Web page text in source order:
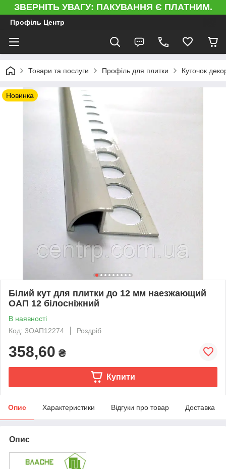
ЗВЕРНІТЬ УВАГУ: ПАКУВАННЯ Є ПЛАТНИМ.
Профіль Центр
Товари та послуги Профіль для плитки Куточок
Новинка
Білий кут для плитки до 12 мм наезжающий
ОАП 12 білосніжний
В наявності
Код: 3ОАП12274
Роздріб
358,60 ₴
Купити
Опис Характеристики Відгуки про товар Доставка
Опис